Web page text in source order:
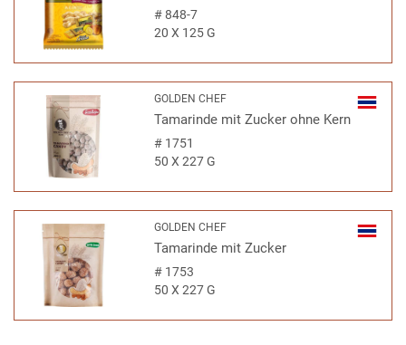
#848-7
20 X 125 G
GOLDEN CHEF
Tamarinde mit Zucker ohne Kern
#1751
50 X 227 G
GOLDEN CHEF
Tamarinde mit Zucker
#1753
50 X 227 G